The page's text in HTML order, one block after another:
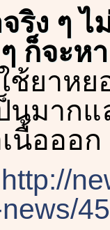
ริง ๆ
ก็จะหา
ยาหย
นมาก
นื้อออก
http://